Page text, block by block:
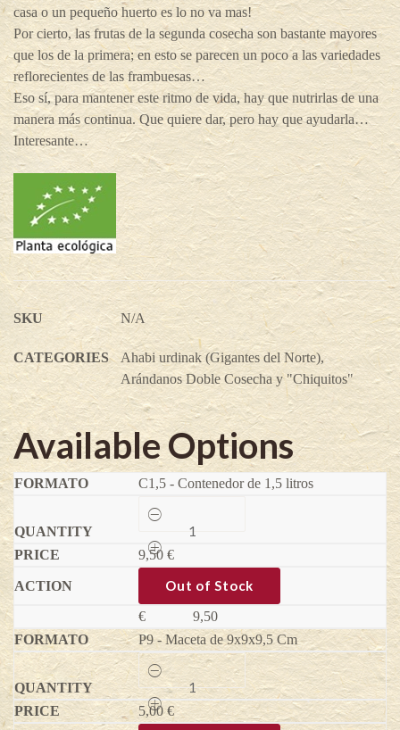
casa o un pequeño huerto es lo no va mas!
Por cierto, las frutas de la segunda cosecha son bastante mayores
que los de la primera; en esto se parecen un poco a las variedades
reflorecientes de las frambuesas…
Eso sí, para mantener este ritmo de vida, hay que nutrirlas de una
manera más continua. Que quiere dar, pero hay que ayudarla…
Interesante…
SKU N/A
CATEGORIES Ahabi urdinak (Gigantes del Norte),
Arándanos Doble Cosecha y "Chiquitos"
Available Options
C1,5 - Contenedor de 1,5 litros
Hortblue®
Petite
Cosechas)-
Vaccinium
corymbosum
9,50 €
Out of Stock
€
9,50
P9 - Maceta de 9x9x9,5 Cm
Hortblue®
Petite
(2
Cosechas)-
Vaccinium
5,00€